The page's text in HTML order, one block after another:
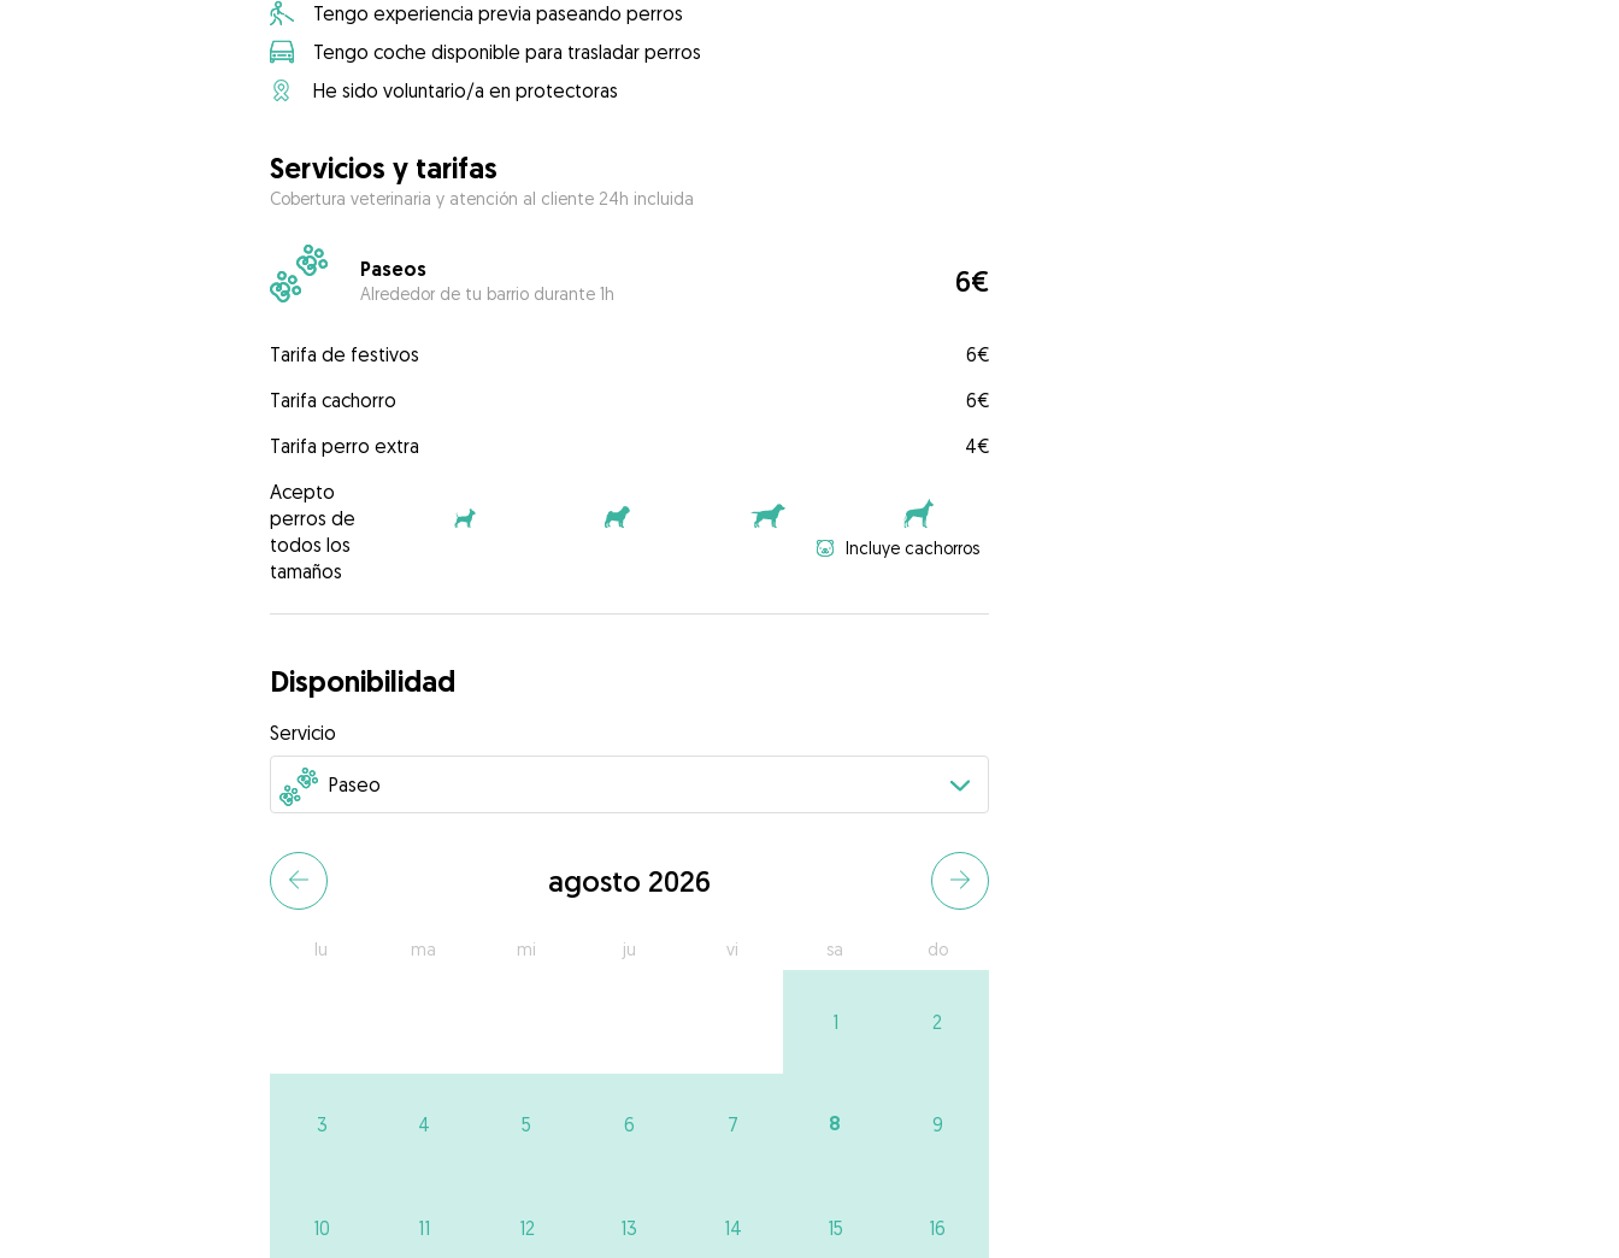
Tengo experiencia previa paseando perros
Tengo coche disponible para trasladar perros
He sido voluntario/a en protectoras
Servicios y tarifas
Cobertura veterinaria y atención al cliente 24h incluida
Paseos
Alrededor de tu barrio durante 1h 6€
Tarifa de festivos
6€
Tarifa cachorro
6€
Tarifa perro extra
4€
Acepto
perros de
todos los
tamaños
Incluye cachorros
Disponibilidad
Servicio
agosto 2026
lu ma mi ju vi sa do
1 2
3 4 5 6 7 8 9
10 11 12 13 14 15 16